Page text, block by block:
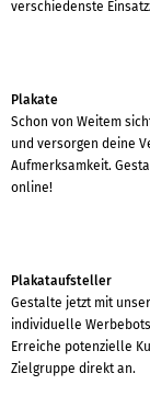
verschiedenste
Plakate
Schon von Weitem
und versorgen deine
Aufmerksamkeit.
online!
Plakataufsteller
Gestalte jetzt mit
individuelle
Erreiche potenzielle
Zielgruppe direkt an.